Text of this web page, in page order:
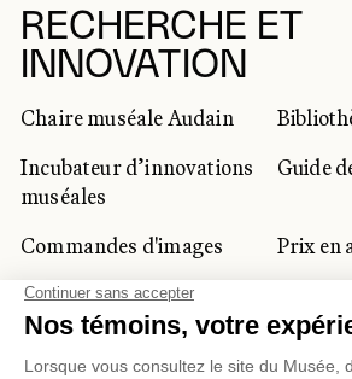
RECHERCHE ET
INNOVATION
Chaire muséale Audain
Incubateur d’innovations
muséales
Guide
Commandes d'images
Prix en
Prix Lynne-Cohen